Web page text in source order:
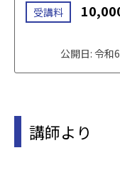
受講料
公開日: 令和
講師より